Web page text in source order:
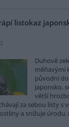
listokaz
)
Duhově
měňavými
původní
Japonsko,
větší
za sebou listy s
a snižuje úrodu,